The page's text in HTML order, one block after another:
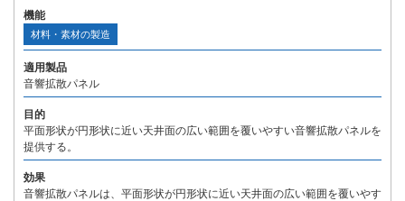
機能
材料・素材の製造
適用製品
音響拡散パネル
目的
平面形状が円形状に近い天井面の広い範囲を覆いやすい音響拡散パネルを
提供する。
効果
音響拡散パネルは、平面形状が円形状に近い天井面の広い範囲を覆いやす